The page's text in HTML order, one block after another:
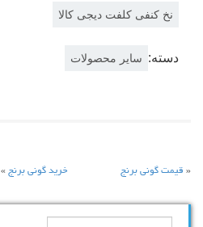
نخ کنفی کلفت دیجی کالا
دسته: سایر محصولات
« قیمت گونی برنج خرید گونی برنج»